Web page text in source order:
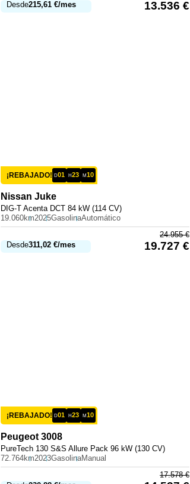
Desde215,61 €/mes 13.536 €
¡REBAJADO! D01 H23 M10
Nissan Juke
DIG-T Acenta DCT 84 kW (114 CV)
19.060km2025GasolinaAutomático
Desde311,02 €/mes
24.955€
19.727 €
¡REBAJADO! D01 H23 M10
Peugeot 3008
PureTech 130 S&S Allure Pack 96 kW (130 CV)
72.764km2023GasolinaManual
17.578€